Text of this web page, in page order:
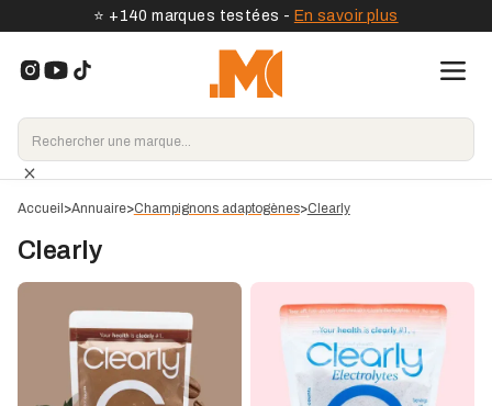
⭐️ +140 marques testées - En savoir plus
Accueil >Annuaire>Champignons adaptogènes>Clearly
Clearly